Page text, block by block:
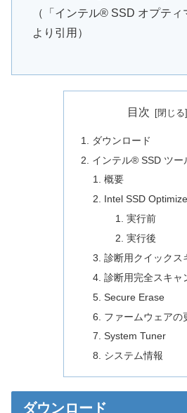
（「インテル® SSD オプティ
より引用）
目次
ダウンロード
インテル® SSD ツー
概要
Intel SSD
実行前
実行後
診断用クイックス
診断用完全スキャ
Secure Erase
ファームウェアの
System Tuner
システム情報
ダウンロード